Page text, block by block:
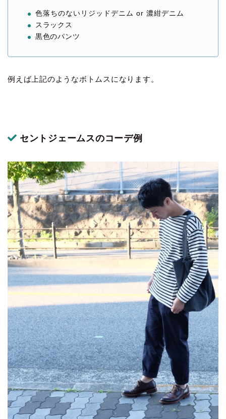
色落ちのないリジッドデニム or 濃紺デニム
スラックス
黒色のパンツ
例えば上記のようなボトムスになります。
セントジェームスのコーデ例